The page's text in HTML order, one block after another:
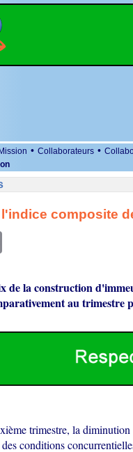
Mission • Collaborateurs •
composite
Print
de la construction
au trimestre
trimestre, la
conditions